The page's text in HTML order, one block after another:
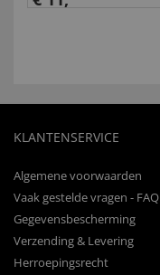
KLANTENSERVICE
Algemene voorwaarden
Vaak gestelde vragen - FAQ
Gegevensbescherming
Verzending & Levering
Herroepingsrecht